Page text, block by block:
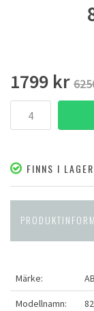
1799 kr
FINNS I LAGER
Märke:
Modellnamn: